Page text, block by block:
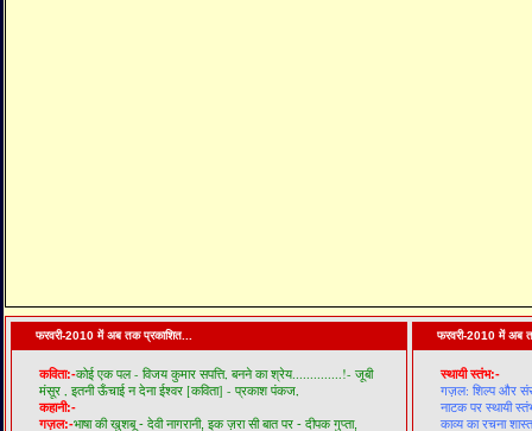
फरवरी-2010 में अब तक प्रकाशित...
कविता:-कोई एक पल - विजय कुमार सपत्ति, बनने का श्रेय..............!- जूबी
मंसूर , इतनी ऊँचाई न देना ईश्वर [कविता] - प्रकाश पंकज,
कहानी:-
गज़ल:-भाषा की खुशबू - देवी नागरानी, इक ज़रा सी बात पर - दीपक गुप्ता,
फरवरी-2010 में अब
स्थायी स्तंभ:-
गज़ल: शिल्प और
नाटक पर स्थायी
काव्य का रचना